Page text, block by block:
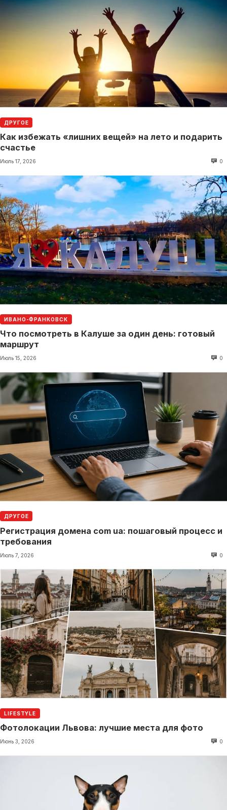
ДРУГОЕ
Как избежать «лишних вещей» на лето и подарить
счастье
Июль 17, 2026 0
ИВАНО-ФРАНКОВСК
Что посмотреть в Калуше за один день: готовый
маршрут
Июль 15, 2026 0
ДРУГОЕ
Регистрация домена com ua: пошаговый процесс и
требования
Июль 7, 2026 0
LIFESTYLE
Фотолокации Львова: лучшие места для фото
Июнь 3, 2026 0